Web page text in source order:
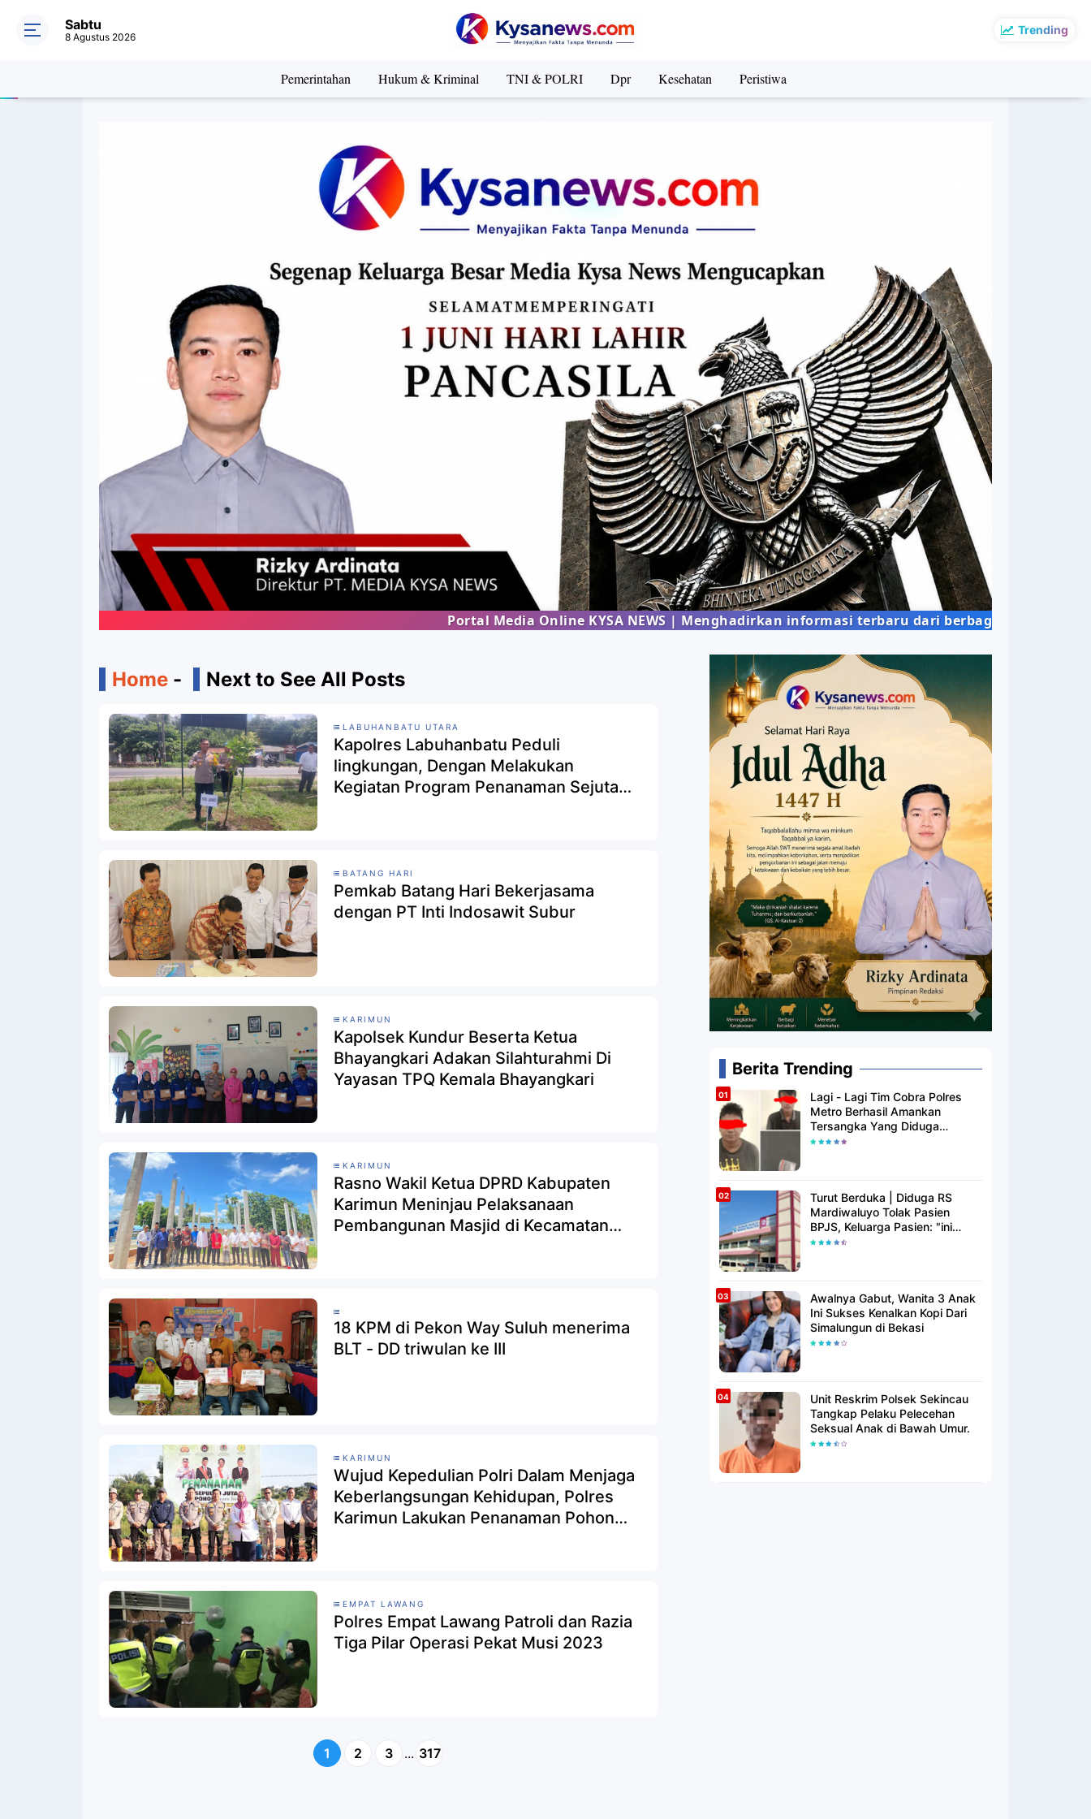
Trending
Sabtu
8 Agustus 2026
Pemerintahan Hukum & Kriminal TNI & POLRI Dpr Kesehatan Peristiwa
Portal Media Online KYSA NEWS | Menghadirkan informasi terbaru dari berbagai bidang kehidupan
Home - Next to See All Posts
LABUHANBATU UTARA
Kapolres Labuhanbatu Peduli
lingkungan, Dengan Melakukan
Kegiatan Program Penanaman Sejuta
BATANG HARI
Pemkab Batang Hari Bekerjasama
dengan PT Inti Indosawit Subur
KARIMUN
Kapolsek Kundur Beserta Ketua
Bhayangkari Adakan Silahturahmi Di
Yayasan TPQ Kemala Bhayangkari
KARIMUN
Rasno Wakil Ketua DPRD Kabupaten
Karimun Meninjau Pelaksanaan
Pembangunan Masjid di Kecamatan
18 KPM di Pekon Way Suluh menerima
BLT - DD triwulan ke III
KARIMUN
Wujud Kepedulian Polri Dalam Menjaga
Keberlangsungan Kehidupan, Polres
Karimun Lakukan Penanaman Pohon
EMPAT LAWANG
Polres Empat Lawang Patroli dan Razia
Tiga Pilar Operasi Pekat Musi 2023
1 2 3 ... 317
Berita Trending
Lagi - Lagi Tim Cobra Polres
Metro Berhasil Amankan
Tersangka Yang Diduga
Pengguna Narkotika
Turut Berduka | Diduga RS
Mardiwaluyo Tolak Pasien
BPJS, Keluarga Pasien: "ini
Yang Katanya Bukan Keadaan
Awalnya Gabut, Wanita 3 Anak
Ini Sukses Kenalkan Kopi Dari
Simalungun di Bekasi
Unit Reskrim Polsek Sekincau
Tangkap Pelaku Pelecehan
Seksual Anak di Bawah Umur.